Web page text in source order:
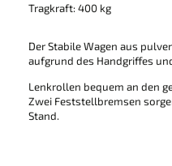
Tragkraft: 400 kg
Der Stabile Wagen aus
aufgrund des Handgriffes
Lenkrollen bequem an den
Zwei Feststellbremsen
Stand.